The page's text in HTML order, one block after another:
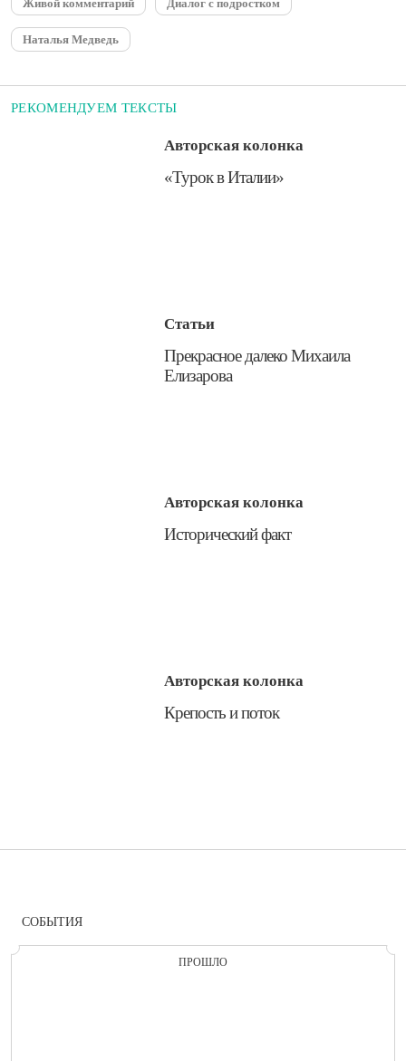
Живой комментарий Диалог с подростком
Наталья Медведь
РЕКОМЕНДУЕМ ТЕКСТЫ
Авторская колонка
​«Турок в Италии»
Статьи
​Прекрасное далеко Михаила
Елизарова
Авторская колонка
​Исторический факт
Авторская колонка
​Крепость и поток
СОБЫТИЯ
ПРОШЛО